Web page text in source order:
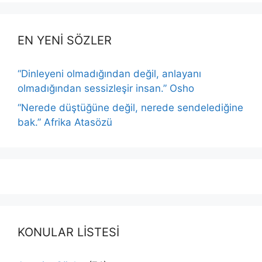
EN YENİ SÖZLER
“Dinleyeni olmadığından değil, anlayanı
olmadığından sessizleşir insan.” Osho
“Nerede düştüğüne değil, nerede sendelediğine
bak.” Afrika Atasözü
KONULAR LİSTESİ